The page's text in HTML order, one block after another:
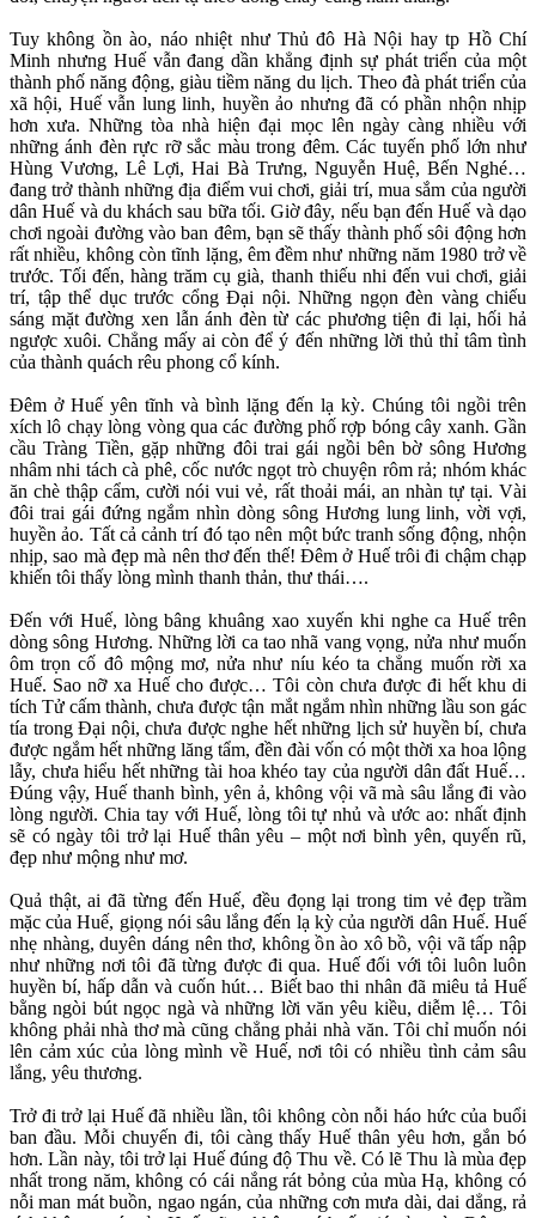
Tuy không ồn ào, náo nhiệt như Thủ đô Hà Nội hay tp Hồ Chí
Minh nhưng Huế vẫn đang dần khẳng định sự phát triển của một
thành phố năng động, giàu tiềm năng du lịch. Theo đà phát triển của
xã hội, Huế vẫn lung linh, huyền ảo nhưng đã có phần nhộn nhịp
hơn xưa. Những tòa nhà hiện đại mọc lên ngày càng nhiều với
những ánh đèn rực rỡ sắc màu trong đêm. Các tuyến phố lớn như
Hùng Vương, Lê Lợi, Hai Bà Trưng, Nguyễn Huệ, Bến Nghé…
đang trở thành những địa điểm vui chơi, giải trí, mua sắm của người
dân Huế và du khách sau bữa tối. Giờ đây, nếu bạn đến Huế và dạo
chơi ngoài đường vào ban đêm, bạn sẽ thấy thành phố sôi động hơn
rất nhiều, không còn tĩnh lặng, êm đềm như những năm 1980 trở về
trước. Tối đến, hàng trăm cụ già, thanh thiếu nhi đến vui chơi, giải
trí, tập thể dục trước cổng Đại nội. Những ngọn đèn vàng chiếu
sáng mặt đường xen lẫn ánh đèn từ các phương tiện đi lại, hối hả
ngược xuôi. Chẳng mấy ai còn để ý đến những lời thủ thỉ tâm tình
của thành quách rêu phong cổ kính.
Đêm ở Huế yên tĩnh và bình lặng đến lạ kỳ. Chúng tôi ngồi trên
xích lô chạy lòng vòng qua các đường phố rợp bóng cây xanh. Gần
cầu Tràng Tiền, gặp những đôi trai gái ngồi bên bờ sông Hương
nhâm nhi tách cà phê, cốc nước ngọt trò chuyện rôm rả; nhóm khác
ăn chè thập cẩm, cười nói vui vẻ, rất thoải mái, an nhàn tự tại. Vài
đôi trai gái đứng ngắm nhìn dòng sông Hương lung linh, vời vợi,
huyền ảo. Tất cả cảnh trí đó tạo nên một bức tranh sống động, nhộn
nhịp, sao mà đẹp mà nên thơ đến thế! Đêm ở Huế trôi đi chậm chạp
khiến tôi thấy lòng mình thanh thản, thư thái….
Đến với Huế, lòng bâng khuâng xao xuyến khi nghe ca Huế trên
dòng sông Hương. Những lời ca tao nhã vang vọng, nửa như muốn
ôm trọn cố đô mộng mơ, nửa như níu kéo ta chẳng muốn rời xa
Huế. Sao nỡ xa Huế cho được… Tôi còn chưa được đi hết khu di
tích Tử cấm thành, chưa được tận mắt ngắm nhìn những lầu son gác
tía trong Đại nội, chưa được nghe hết những lịch sử huyền bí, chưa
được ngắm hết những lăng tẩm, đền đài vốn có một thời xa hoa lộng
lẫy, chưa hiểu hết những tài hoa khéo tay của người dân đất Huế…
Đúng vậy, Huế thanh bình, yên ả, không vội vã mà sâu lắng đi vào
lòng người. Chia tay với Huế, lòng tôi tự nhủ và ước ao: nhất định
sẽ có ngày tôi trở lại Huế thân yêu – một nơi bình yên, quyến rũ,
đẹp như mộng như mơ.
Quả thật, ai đã từng đến Huế, đều đọng lại trong tim vẻ đẹp trầm
mặc của Huế, giọng nói sâu lắng đến lạ kỳ của người dân Huế. Huế
nhẹ nhàng, duyên dáng nên thơ, không ồn ào xô bồ, vội vã tấp nập
như những nơi tôi đã từng được đi qua. Huế đối với tôi luôn luôn
huyền bí, hấp dẫn và cuốn hút… Biết bao thi nhân đã miêu tả Huế
bằng ngòi bút ngọc ngà và những lời văn yêu kiều, diễm lệ… Tôi
không phải nhà thơ mà cũng chẳng phải nhà văn. Tôi chỉ muốn nói
lên cảm xúc của lòng mình về Huế, nơi tôi có nhiều tình cảm sâu
lắng, yêu thương.
Trở đi trở lại Huế đã nhiều lần, tôi không còn nỗi háo hức của buổi
ban đầu. Mỗi chuyến đi, tôi càng thấy Huế thân yêu hơn, gắn bó
hơn. Lần này, tôi trở lại Huế đúng độ Thu về. Có lẽ Thu là mùa đẹp
nhất trong năm, không có cái nắng rát bỏng của mùa Hạ, không có
nỗi man mát buồn, ngao ngán, của những cơn mưa dài, dai dẳng, rả